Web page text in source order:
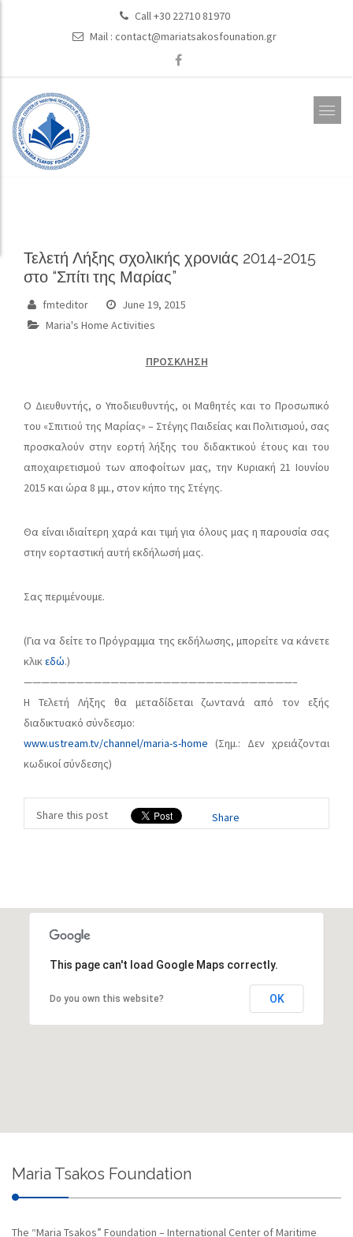
Call +30 22710 81970
Mail : contact@mariatsakosfounation.gr
Τελετή Λήξης σχολικής χρονιάς 2014-2015
στο “Σπίτι της Μαρίας”
fmteditor
June 19, 2015
Maria's Home Activities
ΠΡΟΣΚΛΗΣΗ
Ο Διευθυντής, ο Υποδιευθυντής, οι Μαθητές και το Προσωπικό
του «Σπιτιού της Μαρίας» – Στέγης Παιδείας και Πολιτισμού, σας
προσκαλούν στην εορτή λήξης του διδακτικού έτους και του
αποχαιρετισμού των αποφοίτων μας, την Κυριακή 21 Ιουνίου
2015 και ώρα 8 μμ., στον κήπο της Στέγης.
Θα είναι ιδιαίτερη χαρά και τιμή για όλους μας η παρουσία σας
στην εορταστική αυτή εκδήλωσή μας.
Σας περιμένουμε.
(Για να δείτε το Πρόγραμμα της εκδήλωσης, μπορείτε να κάνετε
κλικεδώ.)
———————————————————————————————–
H Τελετή Λήξης θα μεταδίδεται ζωντανά από τον εξής
διαδικτυακό σύνδεσμο:
www.ustream.tv/channel/maria-s-home (Σημ.: Δεν χρειάζονται
κωδικοί σύνδεσης)
Share this post Share
This page can't load Google Maps correctly.
Do you own this website? OK
Maria Tsakos Foundation
The “Maria Tsakos” Foundation – International Center of Maritime